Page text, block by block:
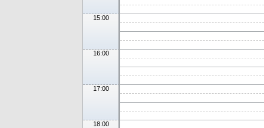
15:00
16:00
17:00
18:00